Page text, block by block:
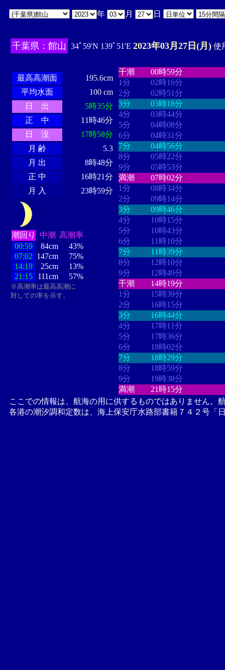
年 月 日
千葉県：館山 34ﾟ59'N 139ﾟ51'E 2023年03月27日(月) 使
最高高潮面
195.6cm
平均水面
100 cm
日 出
5時35分
正 中
11時46分
日 没
17時58分
月 齢
5.3
月 出
8時48分
正 中
16時21分
月 入
23時59分
潮回り 中潮 高潮率
00:59
84cm
43%
07:02 147cm
75%
14:19
25cm
13%
21:15
111cm 57%
※高潮率は最高高潮に
対しての率を示す。
干潮
00時59分
1分
02時16分
2分
02時51分
3分
03時18分
4分
03時44分
5分
04時08分
6分
04時31分
7分
04時56分
8分
05時22分
9分
05時53分
満潮
07時02分
1分
08時34分
2分
09時14分
3分
09時46分
4分
10時15分
5分
10時43分
6分
11時10分
7分
11時39分
8分
12時10分
9分
12時49分
干潮
14時19分
1分
15時39分
2分
16時15分
3分
16時44分
4分
17時11分
5分
17時36分
6分
18時02分
7分
18時29分
8分
18時59分
9分
19時38分
満潮
21時15分
ここでの情報は、航海の用に供するものではありません。
各港の潮汐調和定数は、海上保安庁水路部書籍７４２号「